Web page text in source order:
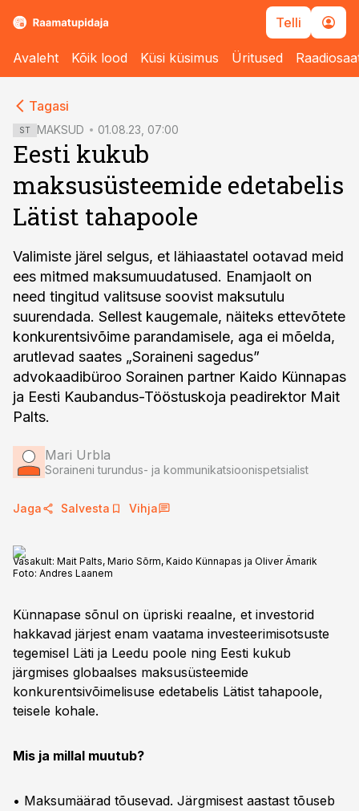
Telli
Avaleht Kõik lood Küsi küsimus Üritused
Tagasi
ST MAKSUD 01.08.23, 07:00
Eesti kukub
maksusüsteemide edetabelis
Lätist tahapoole
Valimiste järel selgus, et lähiaastatel ootavad meid
ees mitmed maksumuudatused. Enamjaolt on
need tingitud valitsuse soovist maksutulu
suurendada. Sellest kaugemale, näiteks ettevõtete
konkurentsivõime parandamisele, aga ei mõelda,
arutlevad saates „Soraineni sagedus”
advokaadibüroo Sorainen partner Kaido Künnapas
ja Eesti Kaubandus-Tööstuskoja peadirektor Mait
Palts.
Mari Urbla
Soraineni turundus- ja kommunikatsioonispetsialist
Jaga Salvesta Vihja
Vasakult: Mait Palts, Mario Sõrm, Kaido Künnapas ja Oliver Ämarik
Foto: Andres Laanem
Künnapase sõnul on üpriski reaalne, et investorid
hakkavad järjest enam vaatama investeerimisotsuste
tegemisel Läti ja Leedu poole ning Eesti kukub
järgmises globaalses maksusüsteemide
konkurentsivõimelisuse edetabelis Lätist tahapoole,
teisele kohale.
Mis ja millal muutub?
• Maksumäärad tõusevad. Järgmisest aastast tõuseb